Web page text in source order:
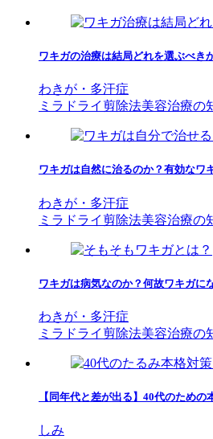
ワキガの治療は結局どれを選ぶべき
わきが・多汗症
ミラドライ 剪除法美容治療の
ワキガは自然に治るのか？有効なワ
わきが・多汗症
ミラドライ 剪除法美容治療の
ワキガは病気なのか？何故ワキガに
わきが・多汗症
ミラドライ 剪除法美容治療の
【同年代と差が出る】40代のため
しみ